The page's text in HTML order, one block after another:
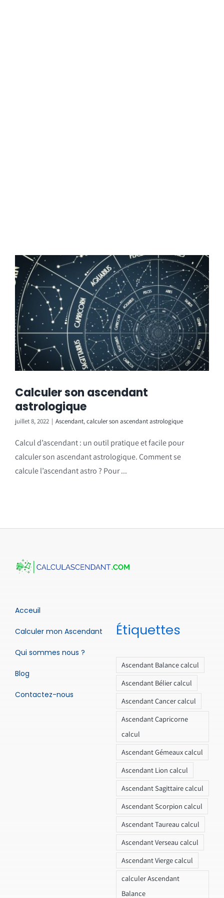
Calculer son ascendant
astrologique
juillet 8, 2022 | Ascendant,calculer son ascendant astrologique
Calcul d’ascendant : un outil pratique et facile pour
calculer son ascendant astrologique. Comment se
calcule l’ascendant astro ? Pour ...
Acceuil
Calculer mon Ascendant
Qui sommes nous ?
Blog
Contactez-nous
Étiquettes
Ascendant Balance calcul
Ascendant Bélier calcul
Ascendant Cancer calcul
Ascendant Capricorne
calcul
Ascendant Gémeaux calcul
Ascendant Lion calcul
Ascendant Sagittaire calcul
Ascendant Scorpion calcul
Ascendant Taureau calcul
Ascendant Verseau calcul
Ascendant Vierge calcul
calculer Ascendant
Balance